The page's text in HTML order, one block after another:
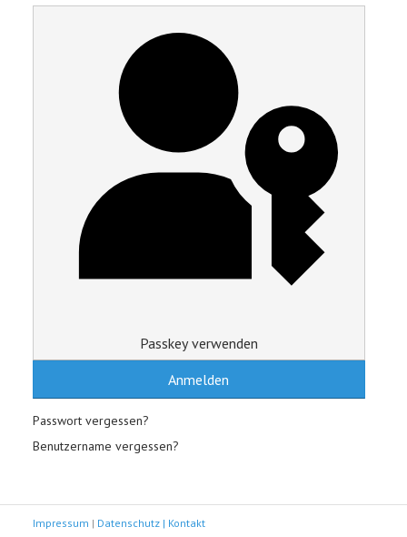
Passkey verwenden
Anmelden
Passwort vergessen?
Benutzername vergessen?
Impressum | Datenschutz | Kontakt